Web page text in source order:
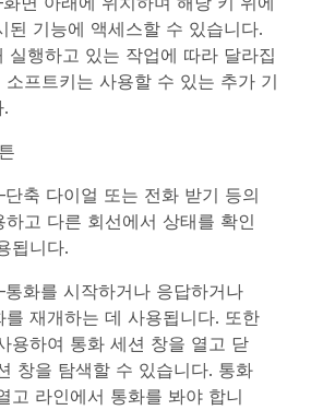
된 기능에 액세스할 수 있습니다.
실행하고 있는 작업에 따라 달라집
프트키는 사용할 수 있는 추가 기
축 다이얼 또는 전화 받기 등의
하고 다른 회선에서 상태를 확인
됩니다.
화를 시작하거나 응답하거나
를 재개하는 데 사용됩니다. 또한
용하여 통화 세션 창을 열고 닫
창을 탐색할 수 있습니다. 통화
고 라인에서 통화를 봐야 합니